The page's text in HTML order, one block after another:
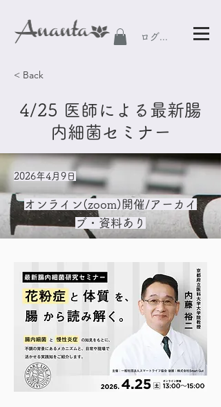
ログイン
< Back
4/25 医師による最新腸
内細菌セミナー
2026年4月9日
オンライン(zoom)開催/アーカイ
ブ・資料あり